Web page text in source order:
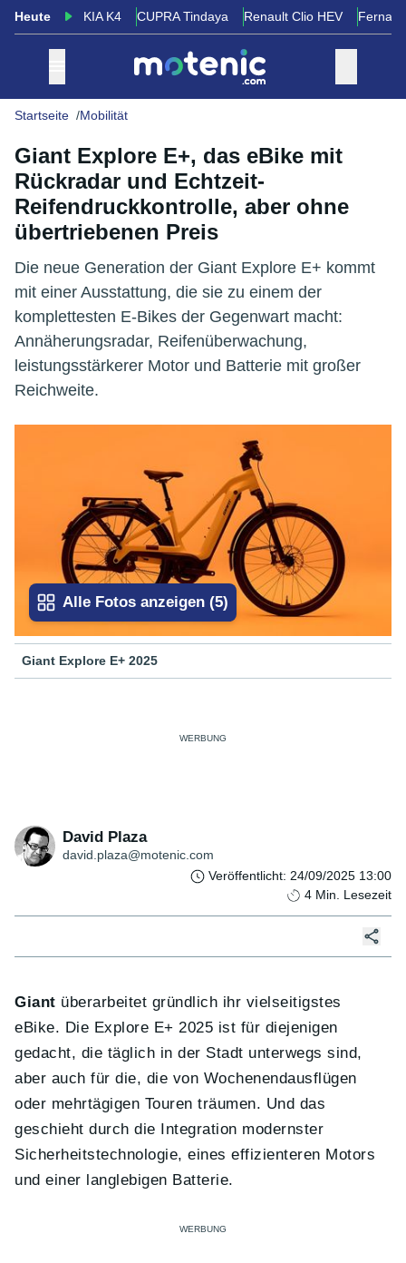
Heute KIA K4 CUPRA Tindaya Renault Clio HEV
Startseite Mobilität
Giant Explore E+, das eBike mit
Rückradar und Echtzeit-
Reifendruckkontrolle, aber ohne
übertriebenen Preis
Die neue Generation der Giant Explore E+ kommt
mit einer Ausstattung, die sie zu einem der
komplettesten E-Bikes der Gegenwart macht:
Annäherungsradar, Reifenüberwachung,
leistungsstärkerer Motor und Batterie mit großer
Reichweite.
Alle Fotos anzeigen (5)
Giant Explore E+ 2025
David Plaza
david.plaza@motenic.com
Veröffentlicht: 24/09/2025 13:00
4 Min. Lesezeit
Giant überarbeitet gründlich ihr vielseitigstes
eBike. Die Explore E+ 2025 ist für diejenigen
gedacht, die täglich in der Stadt unterwegs sind,
aber auch für die, die von Wochenendausflügen
oder mehrtägigen Touren träumen. Und das
geschieht durch die Integration modernster
Sicherheitstechnologie, eines effizienteren Motors
und einer langlebigen Batterie.